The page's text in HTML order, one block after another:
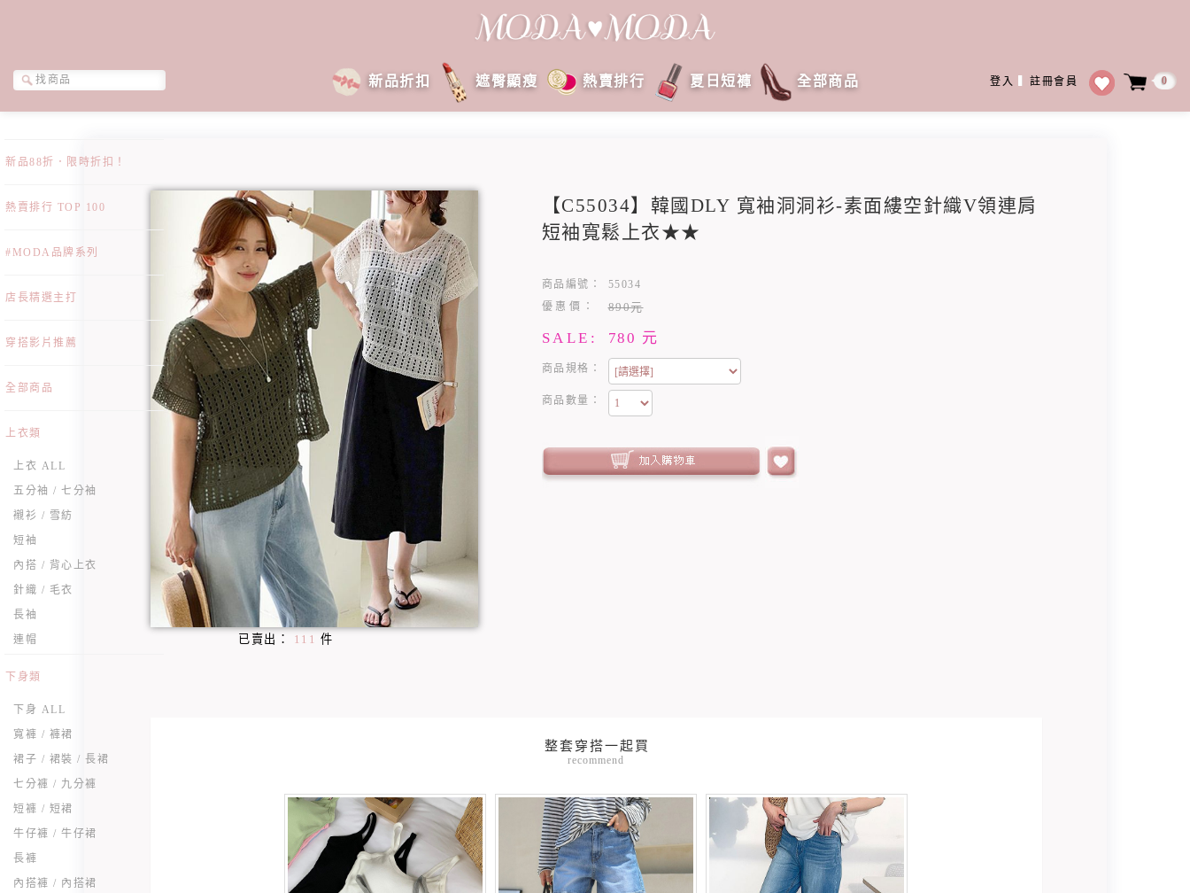
登入 註冊會員 0
新品折扣 遮臀顯瘦 熱賣排行 夏日短褲 全部商品
新品88折．限時折扣！
熱賣排行 TOP 100
#MODA品牌系列
店長精選主打
穿搭影片推薦
全部商品
上衣類
上衣 ALL
五分袖 / 七分袖
襯衫 / 雪紡
短袖
內搭 / 背心上衣
針織 / 毛衣
長袖
連帽
下身類
下身 ALL
寬褲 / 褲裙
裙子 / 裙裝 / 長裙
七分褲 / 九分褲
短褲 / 短裙
牛仔褲 / 牛仔裙
長褲
內搭褲 / 內搭裙
已賣出： 111 件
【C55034】韓國DLY 寬袖洞洞衫-素面縷空針織V領連肩
短袖寬鬆上衣★★
商品編號：
55034
優惠價：
890元
SALE: 780 元
商品規格：
商品數量：
recommend